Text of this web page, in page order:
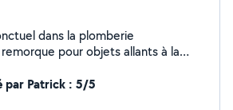
dans la plomberie
pour objets allants à la
par Patrick : 5/5